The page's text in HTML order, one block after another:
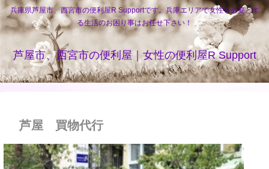
兵庫県芦屋市、西宮市の便利屋R Supportです。兵庫エリアで女性を必要とす
る生活のお困り事はお任せ下さい！
芦屋市、西宮市の便利屋｜女性の便利屋R Support
芦屋 買物代行